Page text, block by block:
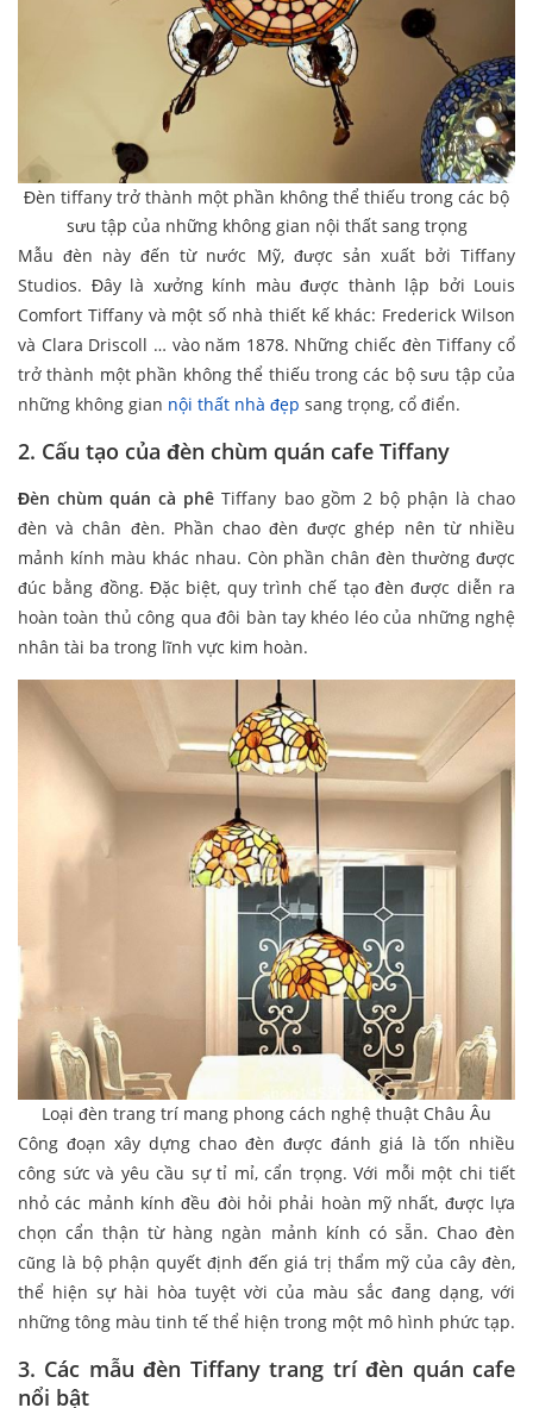
Đèn tiffany trở thành một phần không thể thiếu trong các bộ
sưu tập của những không gian nội thất sang trọng
Mẫu đèn này đến từ nước Mỹ, được sản xuất bởi Tiffany
Studios. Đây là xưởng kính màu được thành lập bởi Louis
Comfort Tiffany và một số nhà thiết kế khác: Frederick Wilson
và Clara Driscoll … vào năm 1878. Những chiếc đèn Tiffany cổ
trở thành một phần không thể thiếu trong các bộ sưu tập của
những không gian nội thất nhà đẹp sang trọng, cổ điển.
2. Cấu tạo của đèn chùm quán cafe Tiffany
Đèn chùm quán cà phê Tiffany bao gồm 2 bộ phận là chao
đèn và chân đèn. Phần chao đèn được ghép nên từ nhiều
mảnh kính màu khác nhau. Còn phần chân đèn thường được
đúc bằng đồng. Đặc biệt, quy trình chế tạo đèn được diễn ra
hoàn toàn thủ công qua đôi bàn tay khéo léo của những nghệ
nhân tài ba trong lĩnh vực kim hoàn.
Loại đèn trang trí mang phong cách nghệ thuật Châu Âu
Công đoạn xây dựng chao đèn được đánh giá là tốn nhiều
công sức và yêu cầu sự tỉ mỉ, cẩn trọng. Với mỗi một chi tiết
nhỏ các mảnh kính đều đòi hỏi phải hoàn mỹ nhất, được lựa
chọn cẩn thận từ hàng ngàn mảnh kính có sẵn. Chao đèn
cũng là bộ phận quyết định đến giá trị thẩm mỹ của cây đèn,
thể hiện sự hài hòa tuyệt vời của màu sắc đang dạng, với
những tông màu tinh tế thể hiện trong một mô hình phức tạp.
3. Các mẫu đèn Tiffany trang trí đèn quán cafe
nổi bật